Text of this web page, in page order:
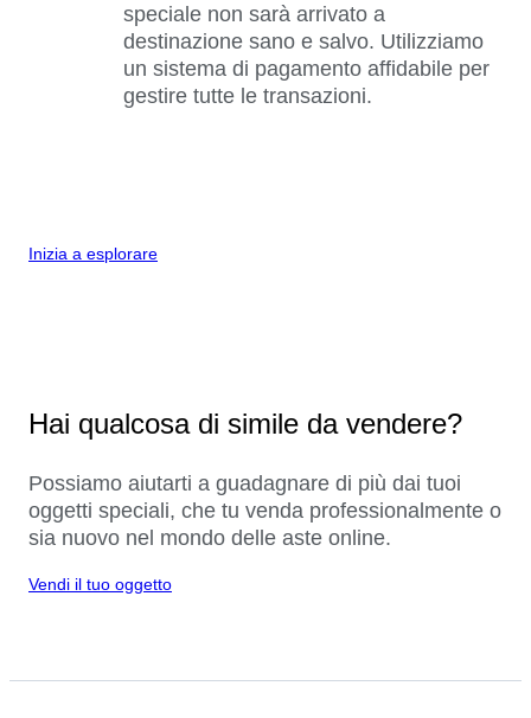
speciale non sarà arrivato a
destinazione sano e salvo. Utilizziamo
un sistema di pagamento affidabile per
gestire tutte le transazioni.
Inizia a esplorare
Hai qualcosa di simile da vendere?
Possiamo aiutarti a guadagnare di più dai tuoi
oggetti speciali, che tu venda professionalmente o
sia nuovo nel mondo delle aste online.
Vendi il tuo oggetto